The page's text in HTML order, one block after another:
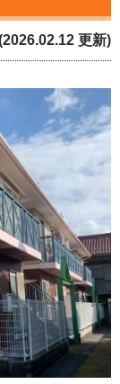
更新)